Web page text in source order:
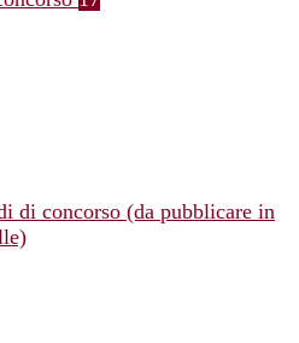
di concorso (da pubblicare in